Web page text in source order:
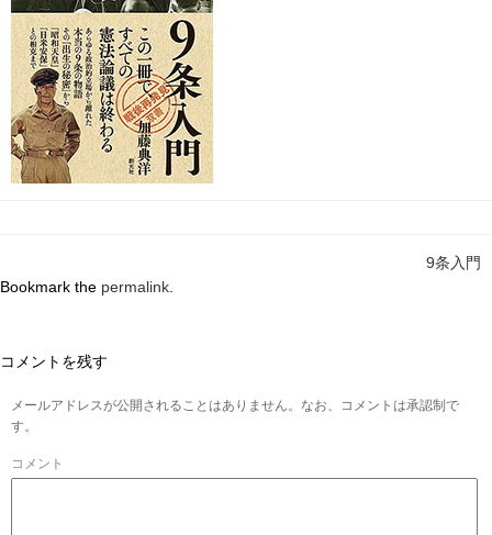
9条入門
Bookmark the permalink
コメントを残す
メールアドレスが公開されることはありません。なお、コメントは承認制で
す。
コメント